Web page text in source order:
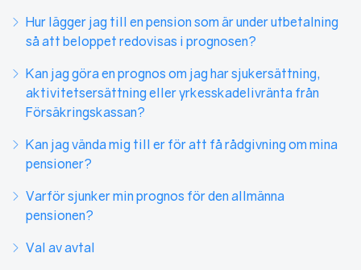
Hur lägger jag till en pension som är under utbetalning
så att beloppet redovisas i prognosen?
Kan jag göra en prognos om jag har sjukersättning,
aktivitetsersättning eller yrkesskadelivränta från
Försäkringskassan?
Kan jag vända mig till er för att få rådgivning om mina
pensioner?
Varför sjunker min prognos för den allmänna
pensionen?
Val av avtal